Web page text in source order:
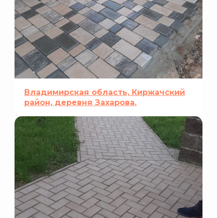
Владимирская область, Киржачский
район, деревня Захарова.